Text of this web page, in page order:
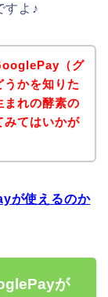
すよ♪
（グ
うかを知りた
まれの酵素の
みてはいかが
が使えるのか
が